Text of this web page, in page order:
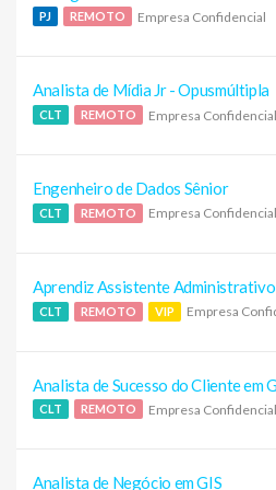
PJ REMOTO Empresa Confidencial
Analista de Mídia Jr - Opusmúltipla
CLT REMOTO Empresa Confidencial
Engenheiro de Dados Sênior
CLT REMOTO Empresa Confidencial
Aprendiz Assistente Administrativo
CLT REMOTO VIP Empresa
Analista de Sucesso do Cliente em
CLT REMOTO Empresa Confidencial
Analista de Negócio em GIS